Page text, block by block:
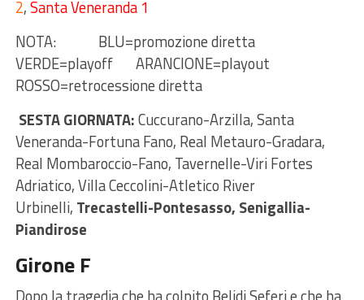
2,Santa Veneranda 1
NOTA: BLU=promozione diretta
VERDE=playoff ARANCIONE=playout
ROSSO=retrocessione diretta
SESTA GIORNATA:Cuccurano-Arzilla, Santa
Veneranda-Fortuna Fano, Real Metauro-Gradara,
Real Mombaroccio-Fano, Tavernelle-Viri Fortes
Adriatico, Villa Ceccolini-Atletico River
Urbinelli, Trecastelli-Pontesasso, Senigallia-
Piandirose
Girone F